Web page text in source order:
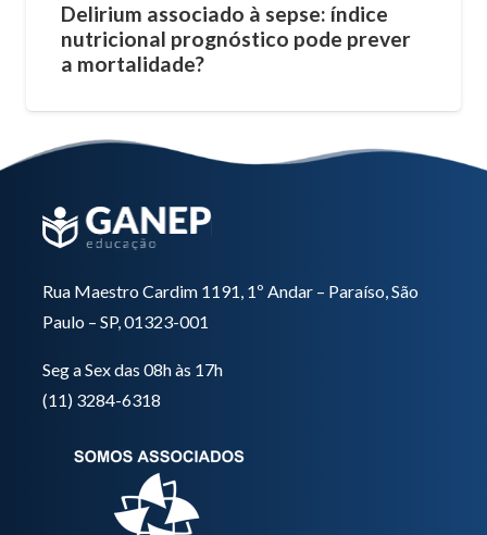
Delirium associado à sepse: índice
nutricional prognóstico pode prever
a mortalidade?
Rua Maestro Cardim 1191, 1º Andar – Paraíso, São
Paulo – SP, 01323-001
Seg a Sex das 08h às 17h
(11) 3284-6318